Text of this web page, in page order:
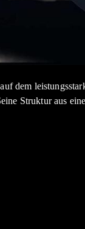
dem
Struktur aus